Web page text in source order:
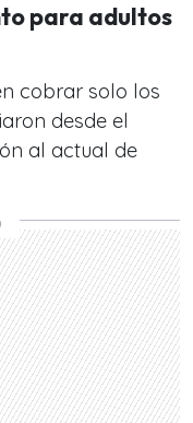
para adultos
cobrar solo los
desde el
al actual de